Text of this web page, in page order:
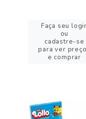
Faça seu
ou
cadastre-se
para ver
e comprar